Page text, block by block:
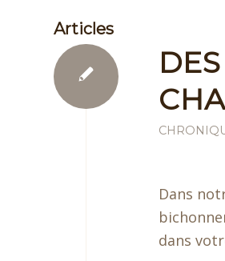
Articles
Dans
dans